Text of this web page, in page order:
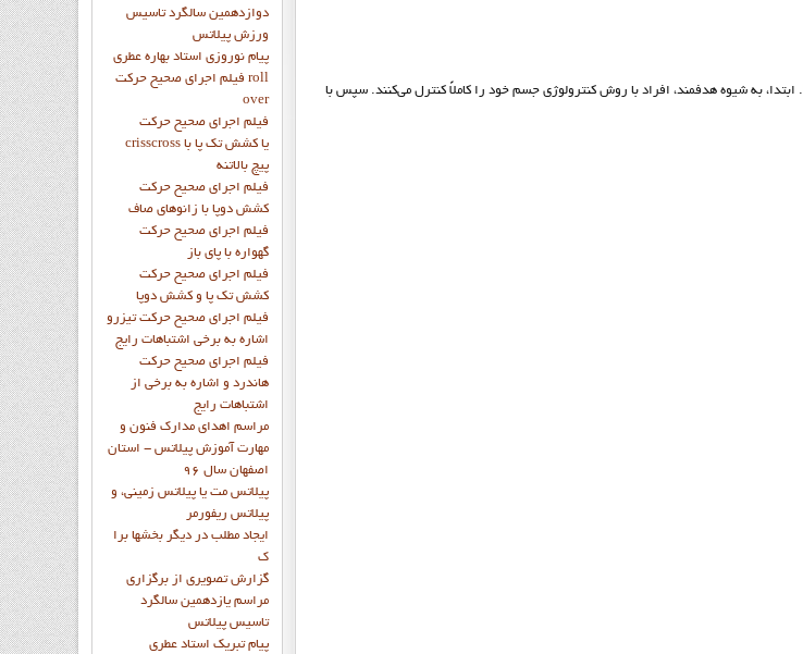
. ابتدا، به شيوه هدفمند، افراد با روش كنترولوژي جسم خود را کاملاً کنترل می‌کنند. سپس با
دوازدهمين سالگرد تاسيس
ورزش پيلاتس
پيام نوروزي استاد بهاره عطري
فيلم اجراي صحيح حرکت roll
over
فيلم اجراي صحيح حركت
crisscross يا كشش تك پا با
پيچ بالاتنه
فيلم اجراي صحيح حرکت
كشش دوپا با زانوهاي صاف
فيلم اجراي صحيح حرکت
گهواره با پاي باز
فيلم اجراي صحيح حرکت
کشش تک پا و کشش دوپا
فيلم اجراي صحيح حرکت تيزرو
اشاره به برخي اشتباهات رايج
فيلم اجراي صحيح حرکت
هاندرد و اشاره به برخي از
اشتباهات رايج
مراسم اهدای مدارک فنون و
مهارت آموزش پیلاتس - استان
اصفهان سال 96
پیلاتس مت یا پیلاتس زمینی، و
پیلاتس ریفورمر
ايجاد مطلب در ديگر بخشها برا
ک
گزارش تصويري از برگزاري
مراسم يازدهمين سالگرد
تاسيس پيلاتس
پيام تبريک استاد عطري